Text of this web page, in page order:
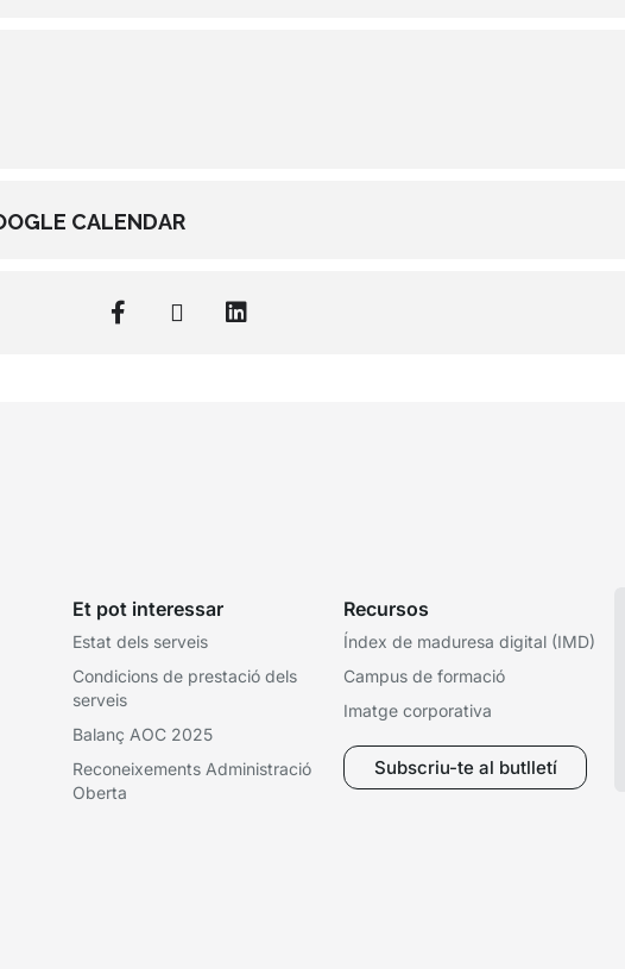
CALENDAR
Et pot interessar
Estat dels serveis
Condicions de prestació dels
serveis
Balanç AOC 2025
Reconeixements Administració
Oberta
Recursos
Índex de maduresa digital (IMD)
Campus de formació
Imatge corporativa
Subscriu-te al butlletí